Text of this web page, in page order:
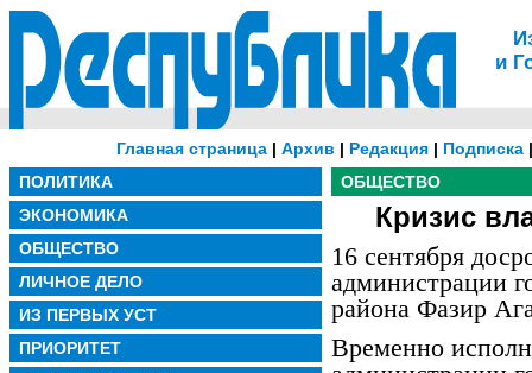
и
Главная страница | Архив | Редакция | Подписка
ПОЛИТИКА
ЭКОНОМИКА
ОБЩЕСТВО
ЛИЧНОЕ ДЕЛО
ИЗ ПЕРВЫХ УСТ
ПРИОРИТЕТ
ОБЩЕСТВО
Кризис
16 сентября
администрации
района Фазир
Временно